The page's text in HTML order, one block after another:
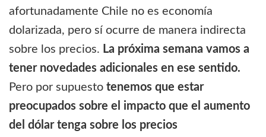
afortunadamente Chile no es economía
dolarizada, pero sí ocurre de manera indirecta
sobre los precios. La próxima semana vamos a
tener novedades adicionales en ese sentido.
Pero por supuesto tenemos que estar
preocupados sobre el impacto que el aumento
del dólar tenga sobre los precios